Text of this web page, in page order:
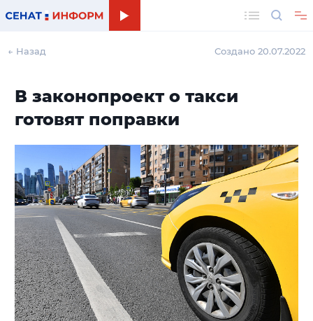
← Назад Создано 20.07.2022
В законопроект о такси
готовят поправки